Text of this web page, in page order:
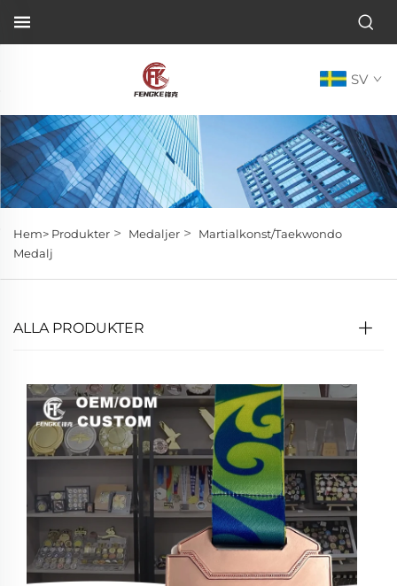
SV
Hem> Produkter > Medaljer >
Martialkonst/Taekwondo
Medalj
ALLA PRODUKTER